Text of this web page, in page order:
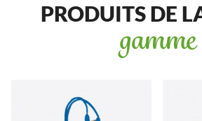
PRODUITS DE
gamme